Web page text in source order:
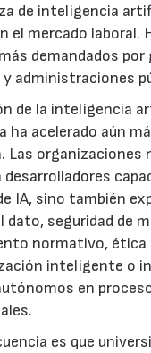
de inteligencia
el mercado laboral.
demandados por
y administraciones
de la inteligencia
ha acelerado aún
Las organizaciones
IA, sino también
dato, seguridad de
normativo, ética
inteligente o
en
es que